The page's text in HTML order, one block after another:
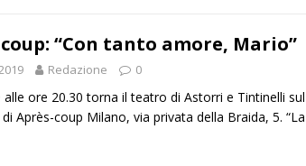
“Con tanto amore, Mario”
Redazione 0
alle ore 20.30 torna il teatro di Astorri e Tintinelli sul
Après-coup Milano, via privata della Braida, 5. “La